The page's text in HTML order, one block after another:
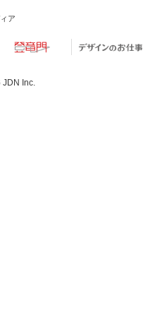
ア
JDN Inc.